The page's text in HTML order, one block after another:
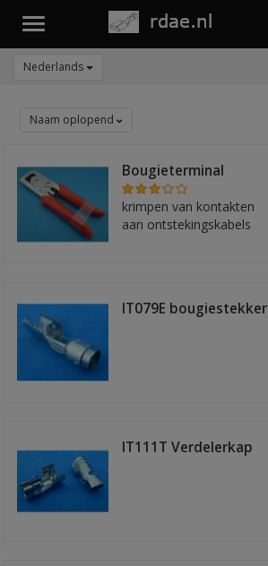
Toggle
Nederlands
Naam oplopend
Bougieterminal
krimptang ICT7
krimpen van kontakten
aan ontstekingskabels
IT079E bougiestekker
IT111T Verdelerkap